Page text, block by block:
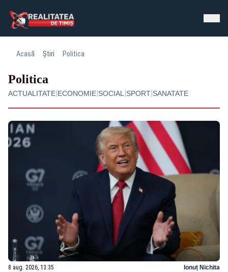
Acasă Știri Politica
Politica
ACTUALITATE|ECONOMIE|SOCIAL |SPORT|SANATATE
8 aug. 2026, 13:35 Ionuț Nichita